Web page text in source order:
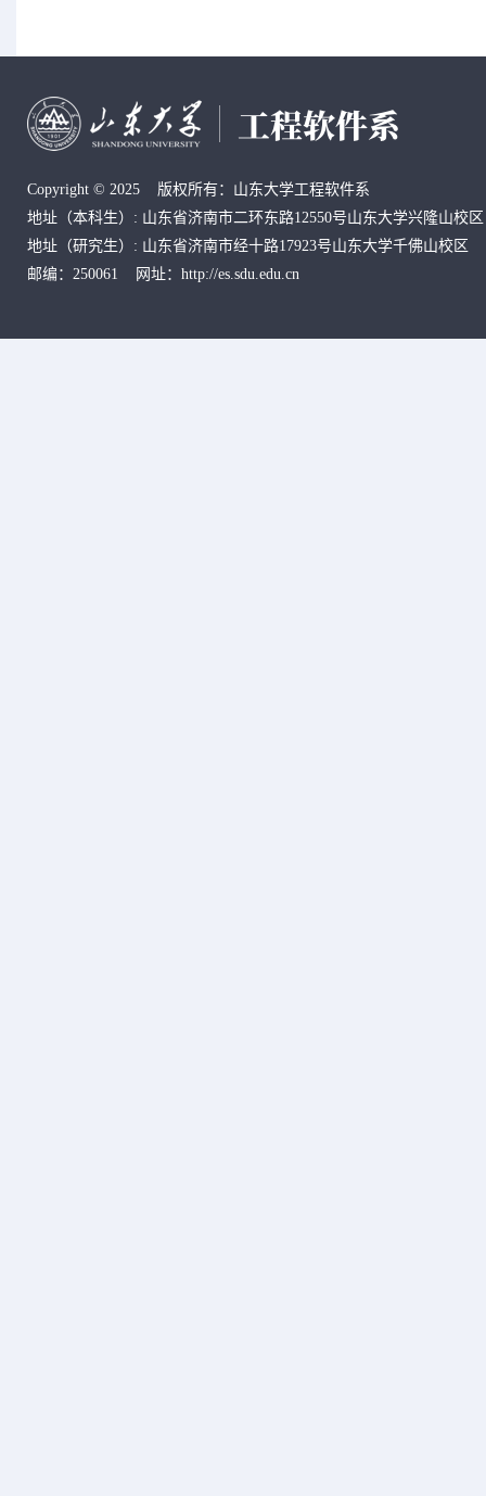
Copyright © 2025 版权所有：山东大学工程软件系
地址 （本科生） : 山东省济南市二环东路12550号山东大学兴隆山校区
地址 （研究生） : 山东省济南市经十路17923号山东大学千佛山校区
邮编：250061 网址：http://es.sdu.edu.cn